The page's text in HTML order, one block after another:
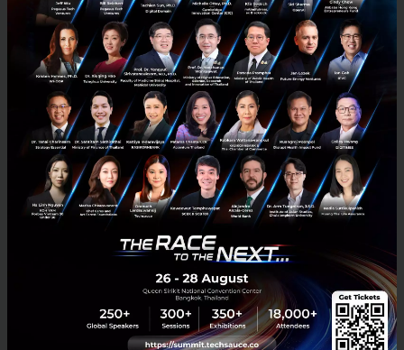
AIS จับมือ MBK สร้างแลนด์มาร์กจุดรับทิ้ง E-Waste เพิ่ม
ความสะดวกคนเดินห้างพกมือถือเก่าทิ้งลงตู้
AIS ขยายพันธมิตรจับมือ MBK สร้างแลนด์มาร์กจุดรับทิ้ง E-Waste เพิ่ม
ความสะดวกคนเดินห้างพกมือถือเก่าทิ้งลงตู้ ต่อจุดจัดการปัญหาขยะ
อิเล็กทรอนิกส์อย่างยั่งยืน...
ธันวาคม 7, 2020| ByTechsauce Team
PR News AIS MBK E-Waste